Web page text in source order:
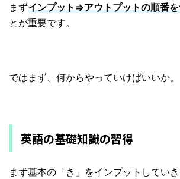
まずインプット⇒アウトプットの順番
とが重要です。
ではまず、何からやっていけばいいか。
英語の基礎知識の習得
まず基本の「き」をインプットしていき